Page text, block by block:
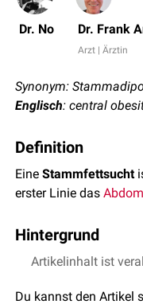
Dr. No Dr. Frank
Arzt | Ärztin
Synonym:
Englisch: central
Definition
Eine Stammfettsucht
erster Linie das
Hintergrund
Die Stammfettsucht
kardiovaskulären
Artikelinhalt ist
Du kannst den Artikel